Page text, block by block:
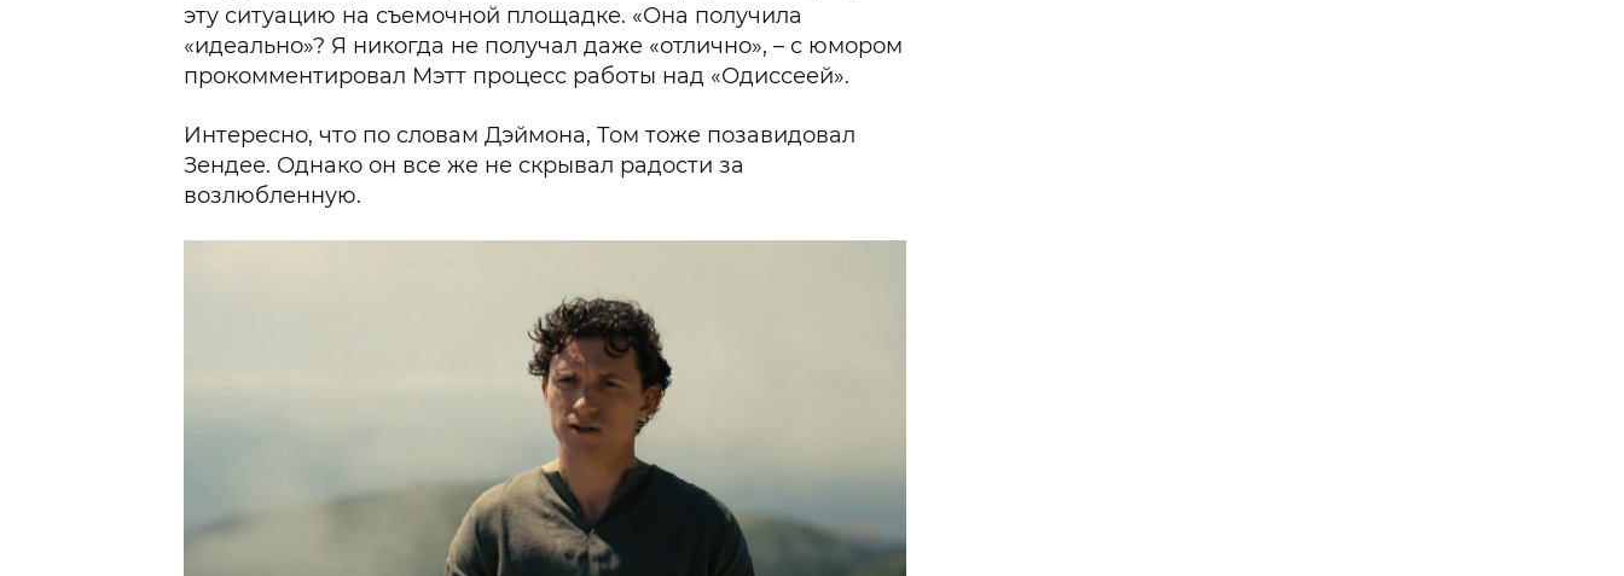
эту ситуацию на съемочной площадке. «Она получила
«идеально»? Я никогда не получал даже «отлично», – с юмором
прокомментировал Мэтт процесс работы над «Одиссеей».
Интересно, что по словам Дэймона, Том тоже позавидовал
Зендее. Однако он все же не скрывал радости за
возлюбленную.